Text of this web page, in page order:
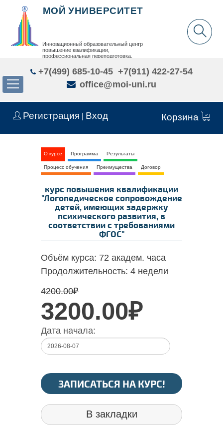
Регистрация Вход Корзина
МОЙ УНИВЕРСИТЕТ
Инновационный образовательный центр
повышение квалификации,
профессиональная переподготовка,
+7(499) 685-10-45 +7(911) 422-27-54
office@moi-uni.ru
О курсе Программа Результаты
Процесс обучения Преимущества Договор
курс повышения квалификации
"Логопедическое сопровождение
детей, имеющих задержку
психического развития, в
соответствии с требованиями
ФГОС"
Объём курса: 72 академ. часа
Продолжительность: 4 недели
4200.00₽
3200.00₽
Дата начала:
ЗАПИСАТЬСЯ НА КУРС!
В закладки